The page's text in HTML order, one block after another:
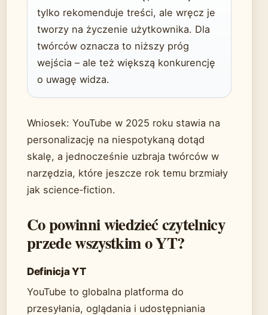
tylko rekomenduje treści, ale wręcz je
tworzy na życzenie użytkownika. Dla
twórców oznacza to niższy próg
wejścia – ale też większą konkurencję
o uwagę widza.
Wniosek: YouTube w 2025 roku stawia na
personalizację na niespotykaną dotąd
skalę, a jednocześnie uzbraja twórców w
narzędzia, które jeszcze rok temu brzmiały
jak science‑fiction.
Co powinni wiedzieć czytelnicy
przede wszystkim o YT?
Definicja YT
YouTube to globalna platforma do
przesyłania, oglądania i udostępniania